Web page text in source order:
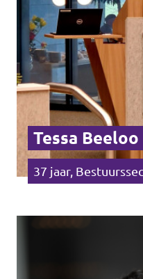
Tessa Beeloo